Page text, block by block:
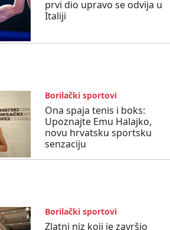
prvi dio upravo se odvija u
Italiji
Borilački sportovi
Ona spaja tenis i boks:
Upoznajte Emu Halajko,
novu hrvatsku sportsku
senzaciju
Borilački sportovi
Zlatni niz koji je završio